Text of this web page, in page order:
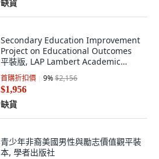
缺貨
Secondary Education Improvement
Project on Educational Outcomes
平裝版, LAP Lambert Academic
Publis..., 英文
首購折扣價 9%$2,156
$1,956
缺貨
青少年非裔美國男性與勵志價值觀平裝
本, 學者出版社